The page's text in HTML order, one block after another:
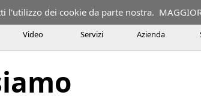
Video Servizi Azienda
di prodotti per il mercato della
software BIM per i settori della
l'utilizzo dei cookie da parte nostra.